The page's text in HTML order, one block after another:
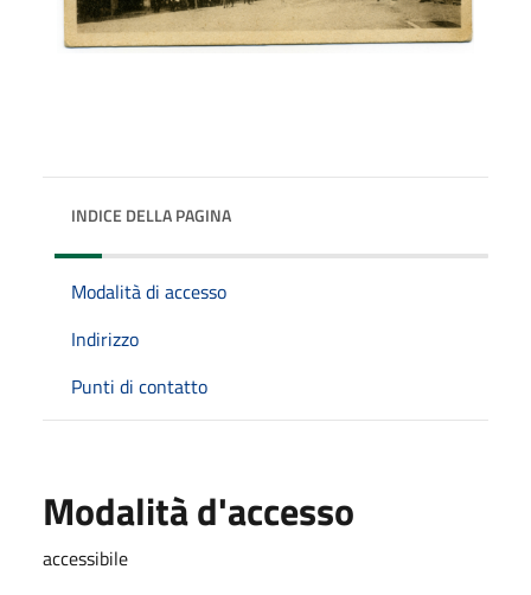
INDICE DELLA PAGINA
Modalità di accesso
Indirizzo
Punti di contatto
Modalità d'accesso
accessibile